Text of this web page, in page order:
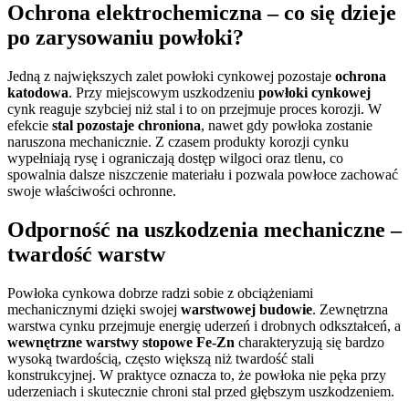
Ochrona elektrochemiczna – co się dzieje
po zarysowaniu powłoki?
Jedną z największych zalet powłoki cynkowej pozostaje ochrona
katodowa. Przy miejscowym uszkodzeniu powłoki cynkowej
cynk reaguje szybciej niż stal i to on przejmuje proces korozji. W
efekcie stal pozostaje chroniona, nawet gdy powłoka zostanie
naruszona mechanicznie. Z czasem produkty korozji cynku
wypełniają rysę i ograniczają dostęp wilgoci oraz tlenu, co
spowalnia dalsze niszczenie materiału i pozwala powłoce zachować
swoje właściwości ochronne.
Odporność na uszkodzenia mechaniczne –
twardość warstw
Powłoka cynkowa dobrze radzi sobie z obciążeniami
mechanicznymi dzięki swojej warstwowej budowie. Zewnętrzna
warstwa cynku przejmuje energię uderzeń i drobnych odkształceń, a
wewnętrzne warstwy stopowe Fe-Zn charakteryzują się bardzo
wysoką twardością, często większą niż twardość stali
konstrukcyjnej. W praktyce oznacza to, że powłoka nie pęka przy
uderzeniach i skutecznie chroni stal przed głębszym uszkodzeniem.